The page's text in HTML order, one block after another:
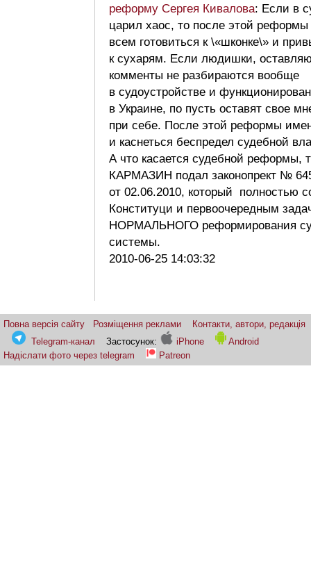
реформу Сергея Кивалова: Если в
царил хаос, то после этой
всем готовиться к \«шконке\» и
к сухарям. Если людишки,
комменты не разбираются вообще
в судоустройстве и
в Украине, по пусть оставят свое
при себе. После этой реформы
и каснеться беспредел судебной
А что касается судебной реформы,
КАРМАЗИН подал законопрект №
от 02.06.2010, который полностью
Конституци и первоочередным
НОРМАЛЬНОГО реформирования
системы.
2010-06-25 14:03:32
Повна версія сайту Розміщення реклами
Контакти, автори, редакція
Telegram-канал
Застосунок: iPhone
Android
Надіслати фото через telegram
Patreon